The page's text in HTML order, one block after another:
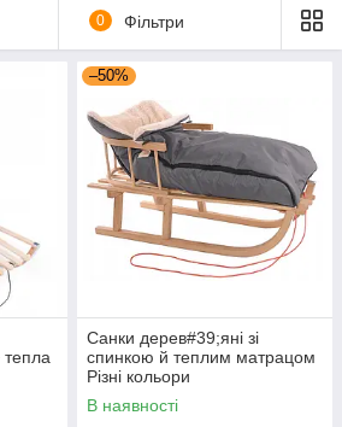
0 Фільтри
–50%
Санки дерев#39;яні зі
спинкою й теплим матрацом
Різні кольори
В наявності